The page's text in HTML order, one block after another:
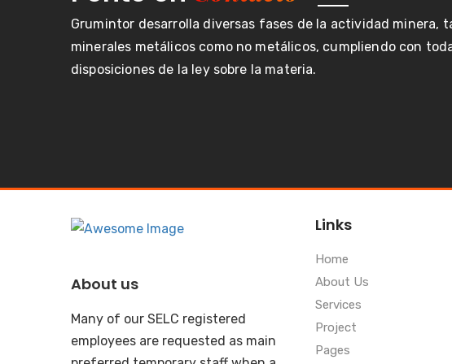
Grumintor desarrolla diversas fases de la actividad minera,
minerales metálicos como no metálicos, cumpliendo con
disposiciones de la ley sobre la materia.
About us
Many of our SELC registered
employees are requested as main
Links
Home
About Us
Services
Project
Pages